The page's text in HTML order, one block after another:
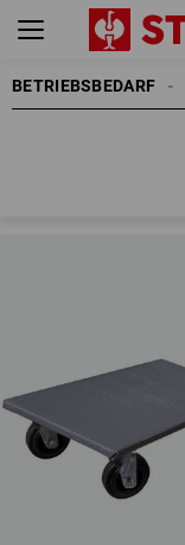
BETRIEBSBEDARF